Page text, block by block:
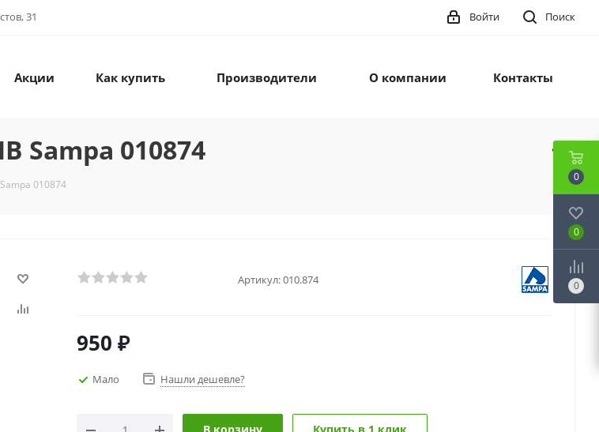
31 Поиск
Войти
Акции Как купить Производители О компании Контакты
Sampa 010874
010874
Артикул:010.874
950 ₽
Мало Нашли дешевле?
0
0
0